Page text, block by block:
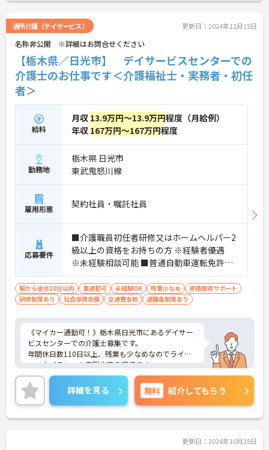
通所介護（デイサービス） 更新日：2024年12月15日
名称非公開 ※詳細はお問合せください
【栃木県／日光市】 デイサービスセンターでの
介護士のお仕事です＜介護福祉士・実務者・初任
者＞
給料
月収 13.9万円～13.9万円程度（月給例）
年収 167万円～167万円程度
勤務地
栃木県 日光市
東武鬼怒川線
雇用形態 契約社員・嘱託社員
応募要件
■介護職員初任者研修又はホームヘルパー2
級以上の資格をお持ちの方 ※経験者優遇
※未経験相談可能 ■普通自動車運転免許（A
T限定可）
駅から徒歩10分以内 車通勤可 未経験OK 残業少なめ
資格取得サポート
研修制度あり
社会保険完備 交通費支給 退職金制度あり
《マイカー通勤可！》栃木県日光市にあるデイサー
ビスセンターでの介護士募集です。
年間休日数110日以上、残業も少なめなのでライフ
ワークバランスを実現出来る環境です。
アットホームな雰囲気で教育体制が整っているの
で、未経験者でも安心して働けます。
ご興味ある方には、面接のポイントなど、さらに詳
細をお話致しますのでお気軽にご相談ください。
詳細を見る 無料 紹介してもらう
更新日：2024年10月28日